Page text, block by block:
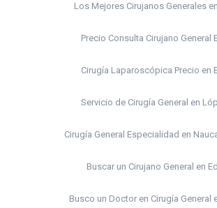
Los Mejores Cirujanos Generales
Precio Consulta Cirujano General
Cirugía Laparoscópica Precio en
Servicio de Cirugía General en
Cirugía General Especialidad en
Buscar un Cirujano General en
Busco un Doctor en Cirugía General